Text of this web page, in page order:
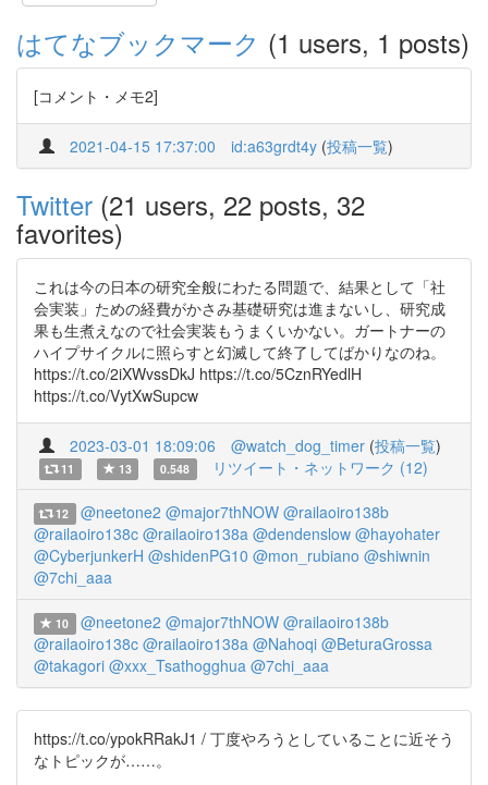
はてなブックマーク (1 users, 1 posts)
[コメント・メモ2]
2021-04-15 17:37:00 id:a63grdt4y (投稿一覧)
Twitter (21 users, 22 posts, 32
favorites)
これは今の日本の研究全般にわたる問題で、結果として「社
会実装」ための経費がかさみ基礎研究は進まないし、研究成
果も生煮えなので社会実装もうまくいかない。ガートナーの
ハイプサイクルに照らすと幻滅して終了してばかりなのね。
https://t.co/2iXWvssDkJ https://t.co/5CznRYedlH
https://t.co/VytXwSupcw
2023-03-01 18:09:06 @watch_dog_timer (投稿一覧)
11 13 0.548 リツイート・ネットワーク (12)
12 @neetone2 @major7thNOW @railaoiro138b
@railaoiro138c @railaoiro138a @dendenslow @hayohater
@CyberjunkerH @shidenPG10 @mon_rubiano @shiwnin
@7chi_aaa
10 @neetone2 @major7thNOW @railaoiro138b
@railaoiro138c @railaoiro138a @Nahoqi @BeturaGrossa
@takagori @xxx_Tsathogghua @7chi_aaa
https://t.co/ypokRRakJ1 / 丁度やろうとしていることに近そう
なトピックが……。